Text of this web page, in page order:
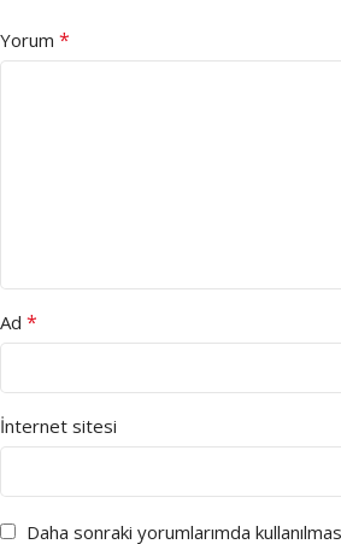
Yorum *
Ad *
İnternet sitesi
Daha sonraki yorumlarımda